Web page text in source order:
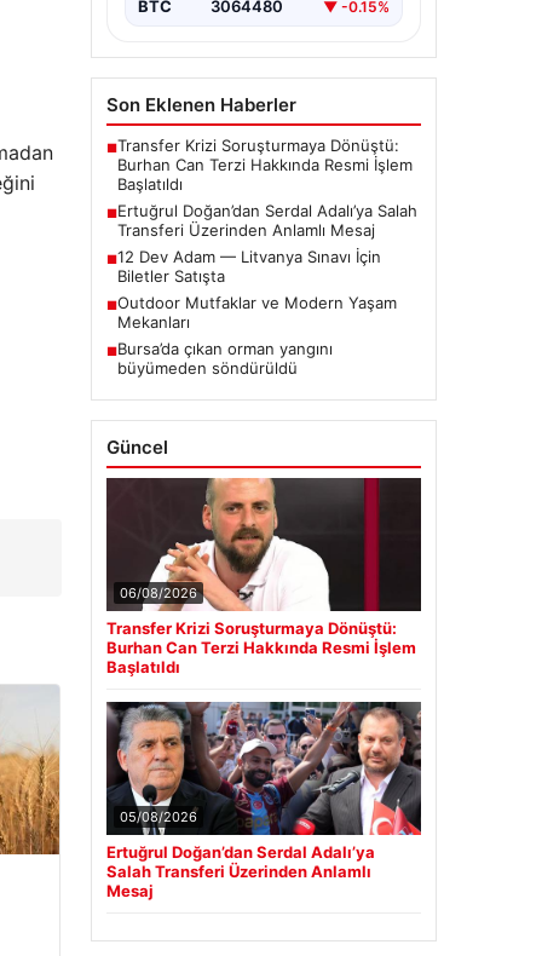
BTC 3064480 ▼ -0.15%
Son Eklenen Haberler
■Transfer Krizi Soruşturmaya Dönüştü:
Burhan Can Terzi Hakkında Resmi İşlem
Başlatıldı
■Ertuğrul Doğan’dan Serdal Adalı’ya Salah
Transferi Üzerinden Anlamlı Mesaj
■12 Dev Adam — Litvanya Sınavı İçin
Biletler Satışta
■Outdoor Mutfaklar ve Modern Yaşam
Mekanları
■Bursa’da çıkan orman yangını
büyümeden söndürüldü
Güncel
06/08/2026
Transfer Krizi Soruşturmaya Dönüştü:
Burhan Can Terzi Hakkında Resmi İşlem
Başlatıldı
05/08/2026
Ertuğrul Doğan’dan Serdal Adalı’ya
Salah Transferi Üzerinden Anlamlı
Mesaj